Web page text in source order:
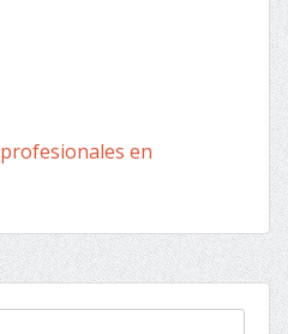
profesionales en